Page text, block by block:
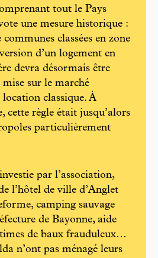
tout le Pays
une mesure historique :
classées en zone
d’un logement en
devra désormais être
sur le marché
location classique. À
cette règle était jusqu’alors
particulièrement
par l’association,
l’hôtel de ville d’Anglet
camping sauvage
de Bayonne, aide
de baux frauduleux…
n’ont pas ménagé leurs